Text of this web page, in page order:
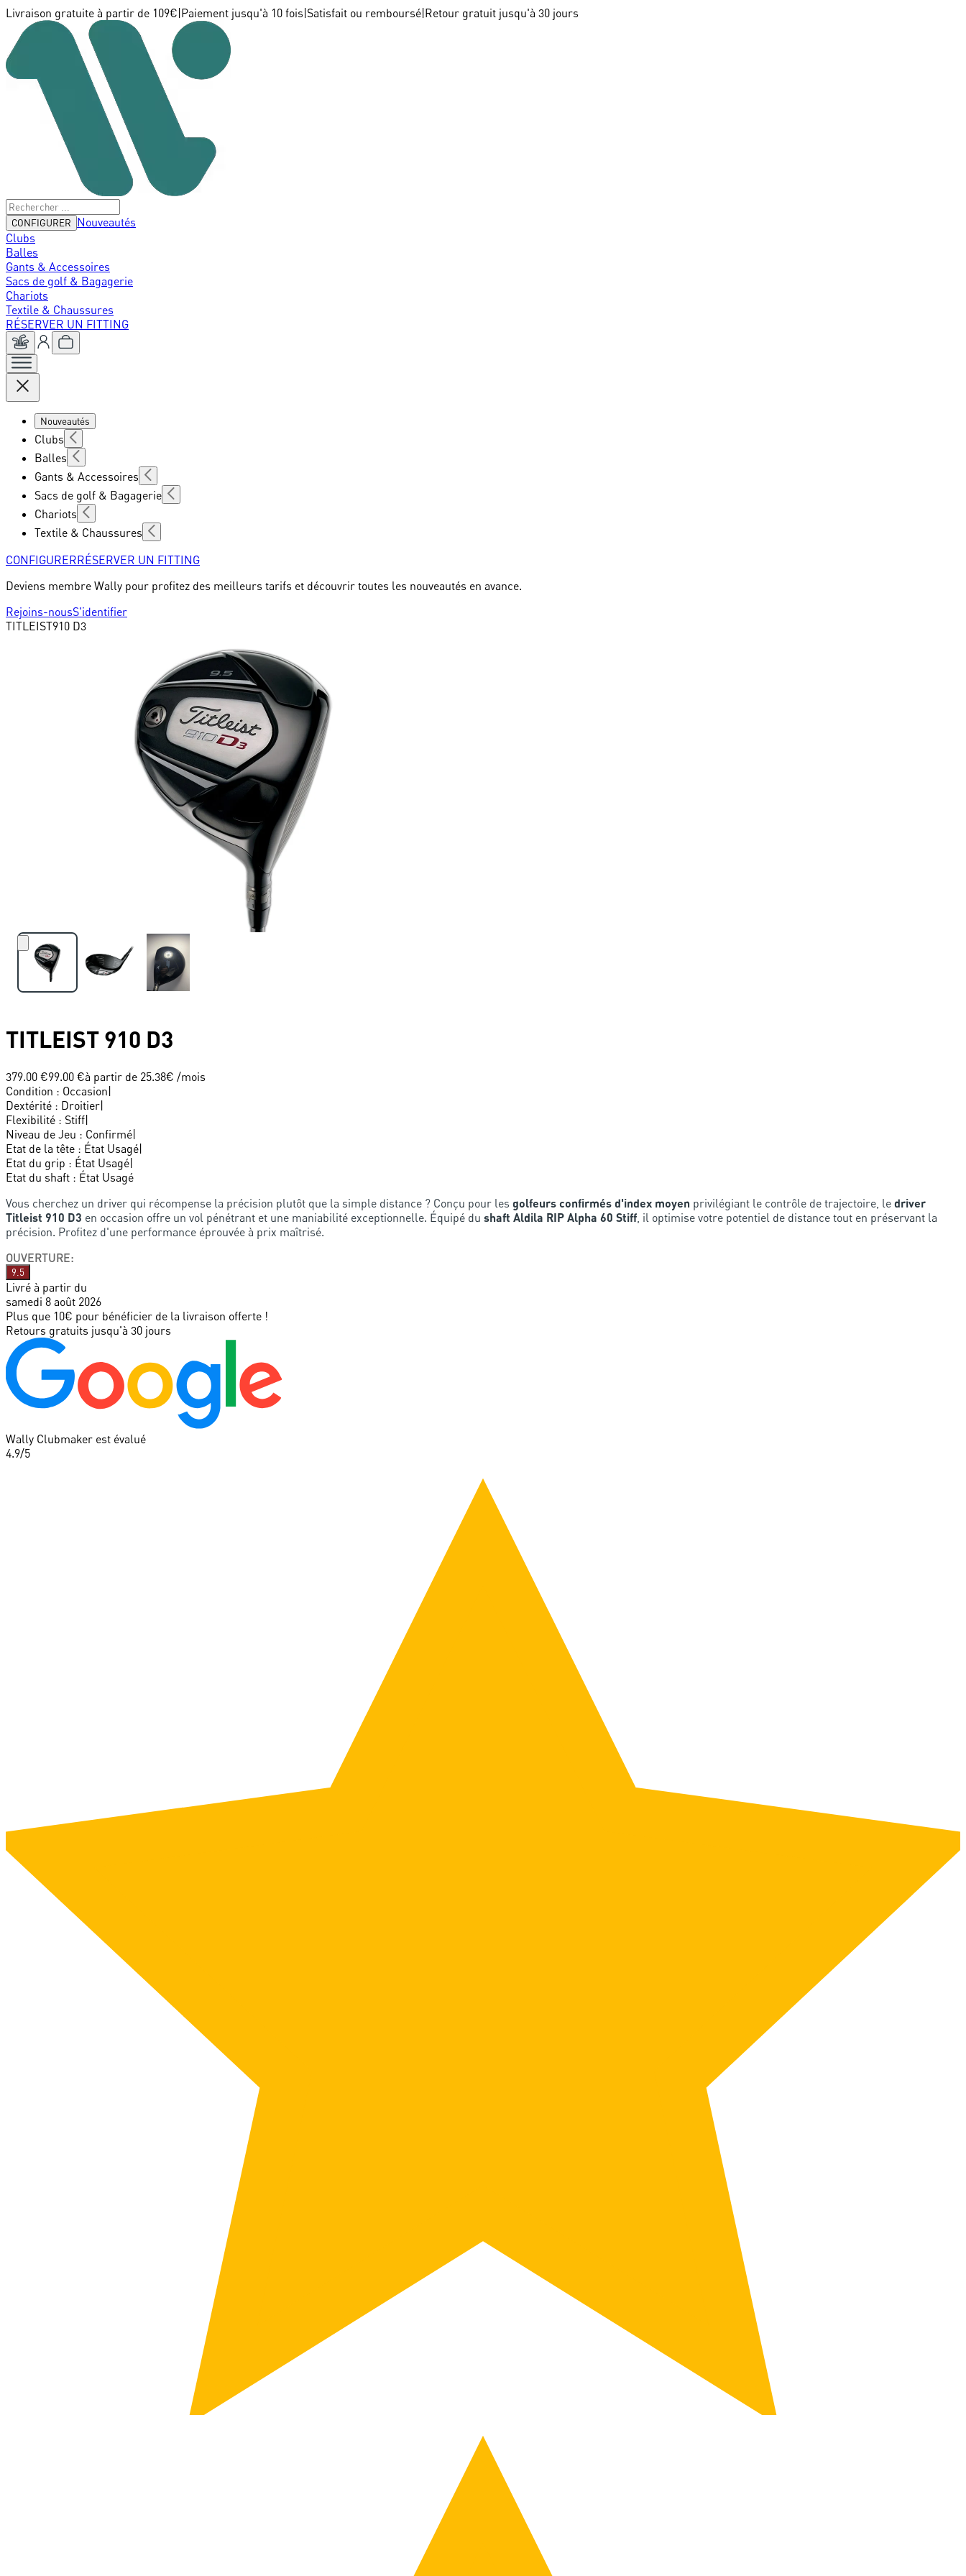
Livraison gratuite à partir de 109€ Paiement jusqu'à 10 fois Satisfait ou remboursé Retour gratuit jusqu'à 30 jours
CONFIGURER
Nouveautés
Clubs
Balles
Gants & Accessoires
Sacs de golf & Bagagerie
Chariots
Textile & Chaussures
RÉSERVER UN FITTING
Nouveautés
Clubs
Balles
Gants & Accessoires
Sacs de golf & Bagagerie
Chariots
Textile & Chaussures
CONFIGURERRÉSERVER UN FITTING
Deviens membre Wally pour profitez des meilleurs tarifs et découvrir toutes les nouveautés en avance.
Rejoins-nousS'identifier
TITLEIST910 D3
TITLEIST 910 D3
379.00 €99.00 €à partir de 25.38€ /mois
Condition : Occasion|
Dextérité : Droitier|
Flexibilité : Stiff|
Niveau de Jeu : Confirmé|
Etat de la tête : État Usagé|
Etat du grip : État Usagé|
Etat du shaft : État Usagé
Vous cherchez un driver qui récompense la précision plutôt que la simple distance ? Conçu pour les golfeurs confirmés d'index moyen privilégiant le contrôle de trajectoire, le driver
Titleist 910 D3 en occasion offre un vol pénétrant et une maniabilité exceptionnelle. Équipé du shaft Aldila RIP Alpha 60 Stiff , il optimise votre potentiel de distance tout en préservant la
précision. Profitez d'une performance éprouvée à prix maîtrisé.
OUVERTURE:
9.5
Livré à partir du
samedi 8 août 2026
Plus que 10€ pour bénéficier de la livraison offerte !
Retours gratuits jusqu'à 30 jours
Wally Clubmaker est évalué
4.9/5